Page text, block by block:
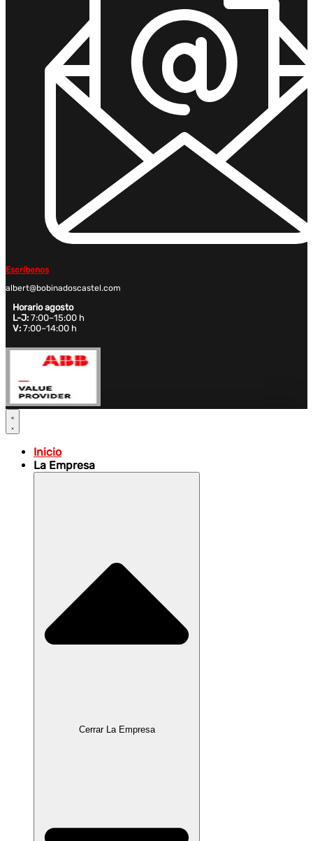
Escríbenos
albert@bobinadoscastel.com
Horario agosto
L-J: 7:00–15:00 h
V: 7:00–14:00 h
Inicio
La Empresa
Cerrar La Empresa